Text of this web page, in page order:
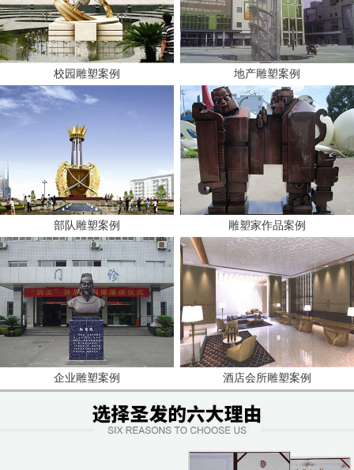
校园雕塑案例
部队雕塑案例
企业雕塑案例
地产雕塑案例
雕塑家作品案例
酒店会所雕塑案例